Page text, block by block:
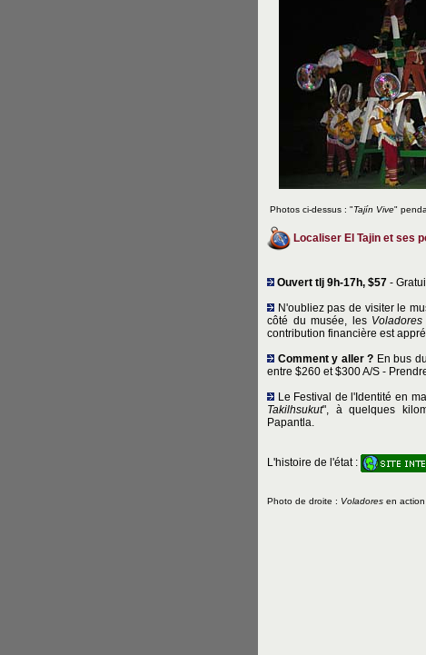
Photos ci-dessus : "Tajín Vive"
Localiser El Tajin et ses
Ouvert tlj 9h-17h, $57 -
N'oubliez pas de visiter le
côté du musée, les Voladores
contribution financière est
Comment y aller ? En bus
entre $260 et $300 A/S -
Le Festival de l'Identité en
Takilhsukut", à quelques
Papantla.
L'histoire de l'état :
Photo de droite : Voladores en